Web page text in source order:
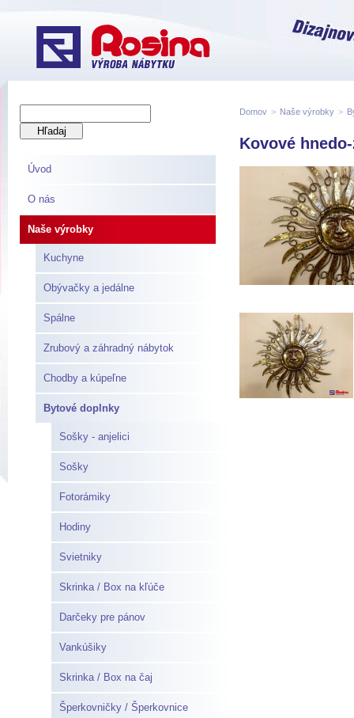
Úvod
O nás
Naše výrobky
Kuchyne
Obývačky a jedálne
Spálne
Zrubový a záhradný nábytok
Chodby a kúpeľne
Bytové doplnky
Sošky - anjelici
Sošky
Fotorámiky
Hodiny
Svietniky
Skrinka / Box na kľúče
Darčeky pre pánov
Vankúšiky
Skrinka / Box na čaj
Šperkovničky / Šperkovnice
Domov > Naše výrobky >
Kovové